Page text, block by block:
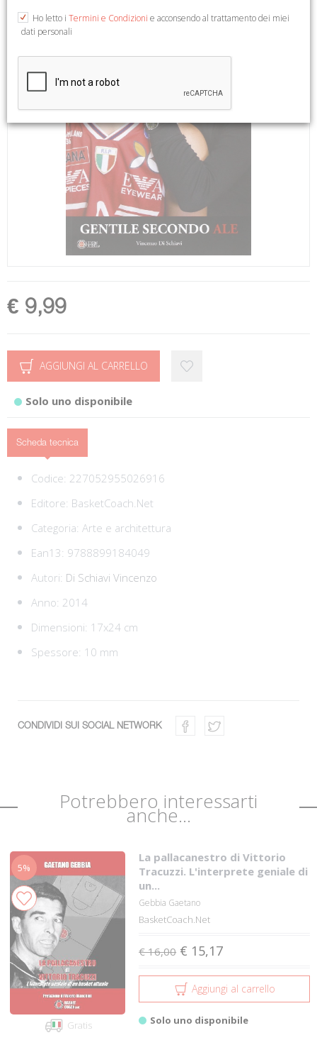
€ 9,99
AGGIUNGI AL CARRELLO
Solo uno disponibile
Scheda tecnica
Codice: 227052955026916
Editore: BasketCoach.Net
Categoria: Arte e architettura
Ean13: 9788899184049
Autori: Di Schiavi Vincenzo
Anno: 2014
Dimensioni: 17x24 cm
Spessore: 10 mm
CONDIVIDI SUI SOCIAL NETWORK
Potrebbero interessarti
anche...
5%
Gratis
La pallacanestro di Vittorio
Tracuzzi. L'interprete geniale di
un...
Gebbia Gaetano
BasketCoach.Net
€ 16,00 € 15,17
Aggiungi al carrello
Solo uno disponibile
Ho letto i Termini e Condizioni e acconsendo al trattamento dei miei
dati personali